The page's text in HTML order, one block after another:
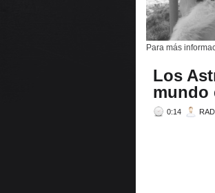
Para más
Los
mundo
0:14